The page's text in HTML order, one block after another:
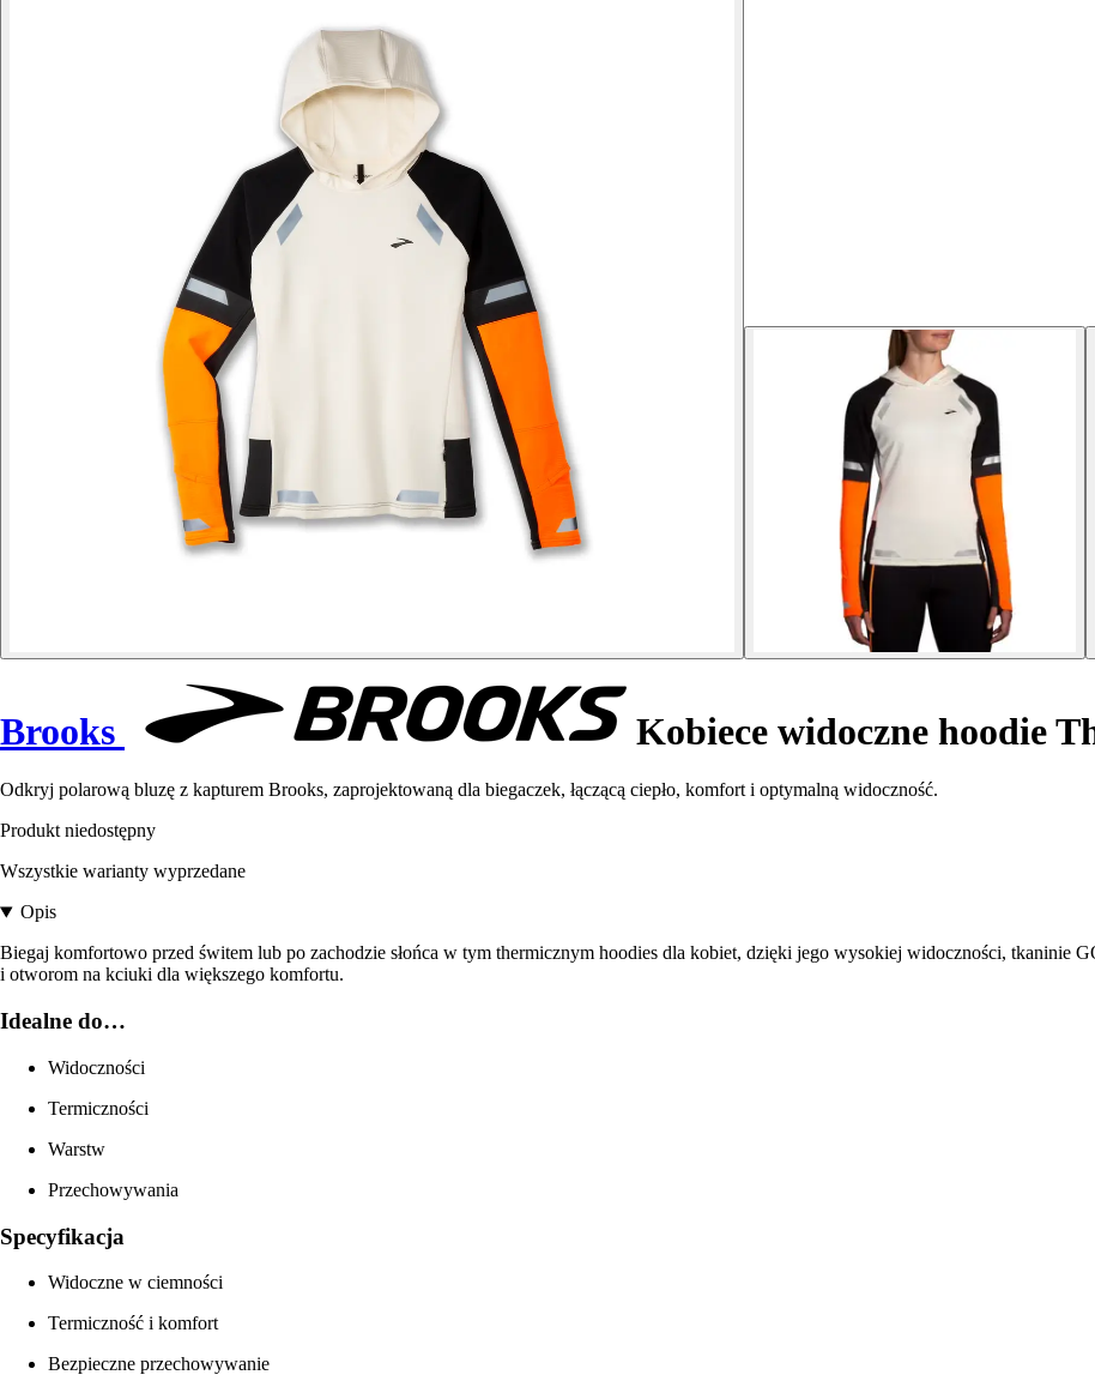
Brooks Kobiece widoczne hoodie
Odkryj polarową bluzę z kapturem Brooks, zaprojektowaną dla biegaczek, łączącą ciepło, komfort i optymalną widoczność.
Produkt niedostępny
Wszystkie warianty wyprzedane
Opis
Biegaj komfortowo przed świtem lub po zachodzie słońca w tym thermicznym hoodies dla kobiet, dzięki jego wysokiej widoczności, tkaninie
i otworom na kciuki dla większego komfortu.
Idealne do…
Widoczności
Termiczności
Warstw
Przechowywania
Specyfikacja
Widoczne w ciemności
Termiczność i komfort
Bezpieczne przechowywanie